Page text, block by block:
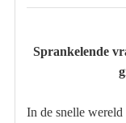
Sprankelende
In de snelle